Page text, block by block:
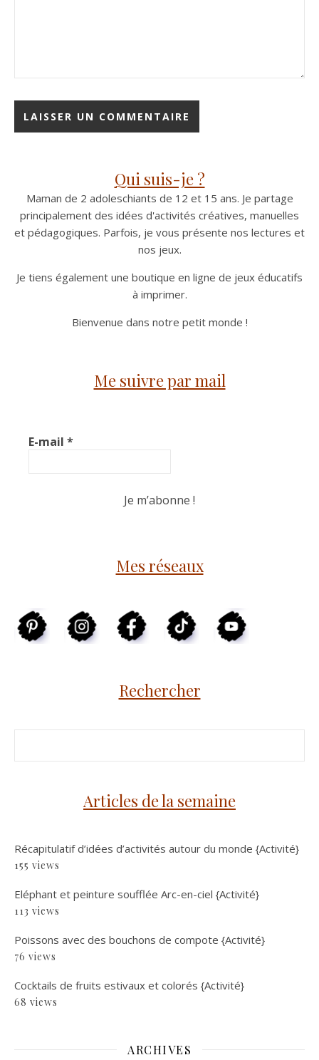
Qui suis-je ?
Maman de 2 adoleschiants de 12 et 15 ans. Je partage
principalement des idées d'activités créatives, manuelles
et pédagogiques. Parfois, je vous présente nos lectures et
nos jeux.
Je tiens également une boutique en ligne de jeux éducatifs
à imprimer.
Bienvenue dans notre petit monde !
Me suivre par mail
E-mail *
Mes réseaux
Rechercher
Articles de la semaine
Récapitulatif d’idées d’activités autour du monde {Activité}
155 views
Eléphant et peinture soufflée Arc-en-ciel {Activité}
113 views
Poissons avec des bouchons de compote {Activité}
76 views
Cocktails de fruits estivaux et colorés {Activité}
68 views
ARCHIVES